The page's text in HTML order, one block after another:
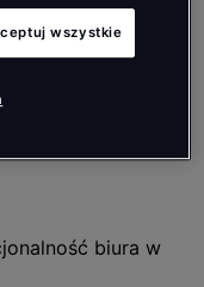
biura w
wszystkie